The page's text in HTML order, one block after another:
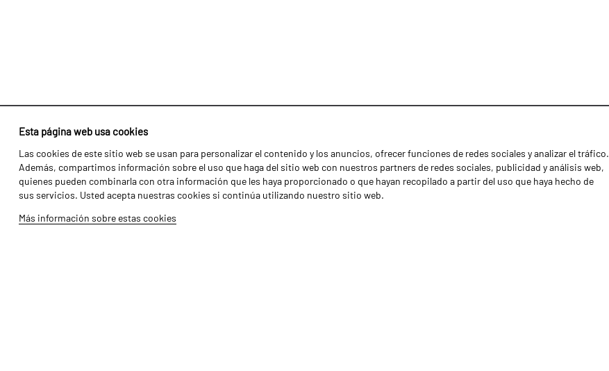
Esta página web usa cookies
Las cookies de este sitio web se usan para personalizar el contenido y los anuncios, ofrecer funciones de redes sociales y analizar el tráfico.
Además, compartimos información sobre el uso que haga del sitio web con nuestros partners de redes sociales, publicidad y análisis web,
quienes pueden combinarla con otra información que les haya proporcionado o que hayan recopilado a partir del uso que haya hecho de
sus servicios. Usted acepta nuestras cookies si continúa utilizando nuestro sitio web.
Más información sobre estas cookies
Identidad
Historia
Fábrica / Producción
Recursos Humanos
Agricultura
Transportes
Gama Florestal
Noticias
Distribuidores
Contactos